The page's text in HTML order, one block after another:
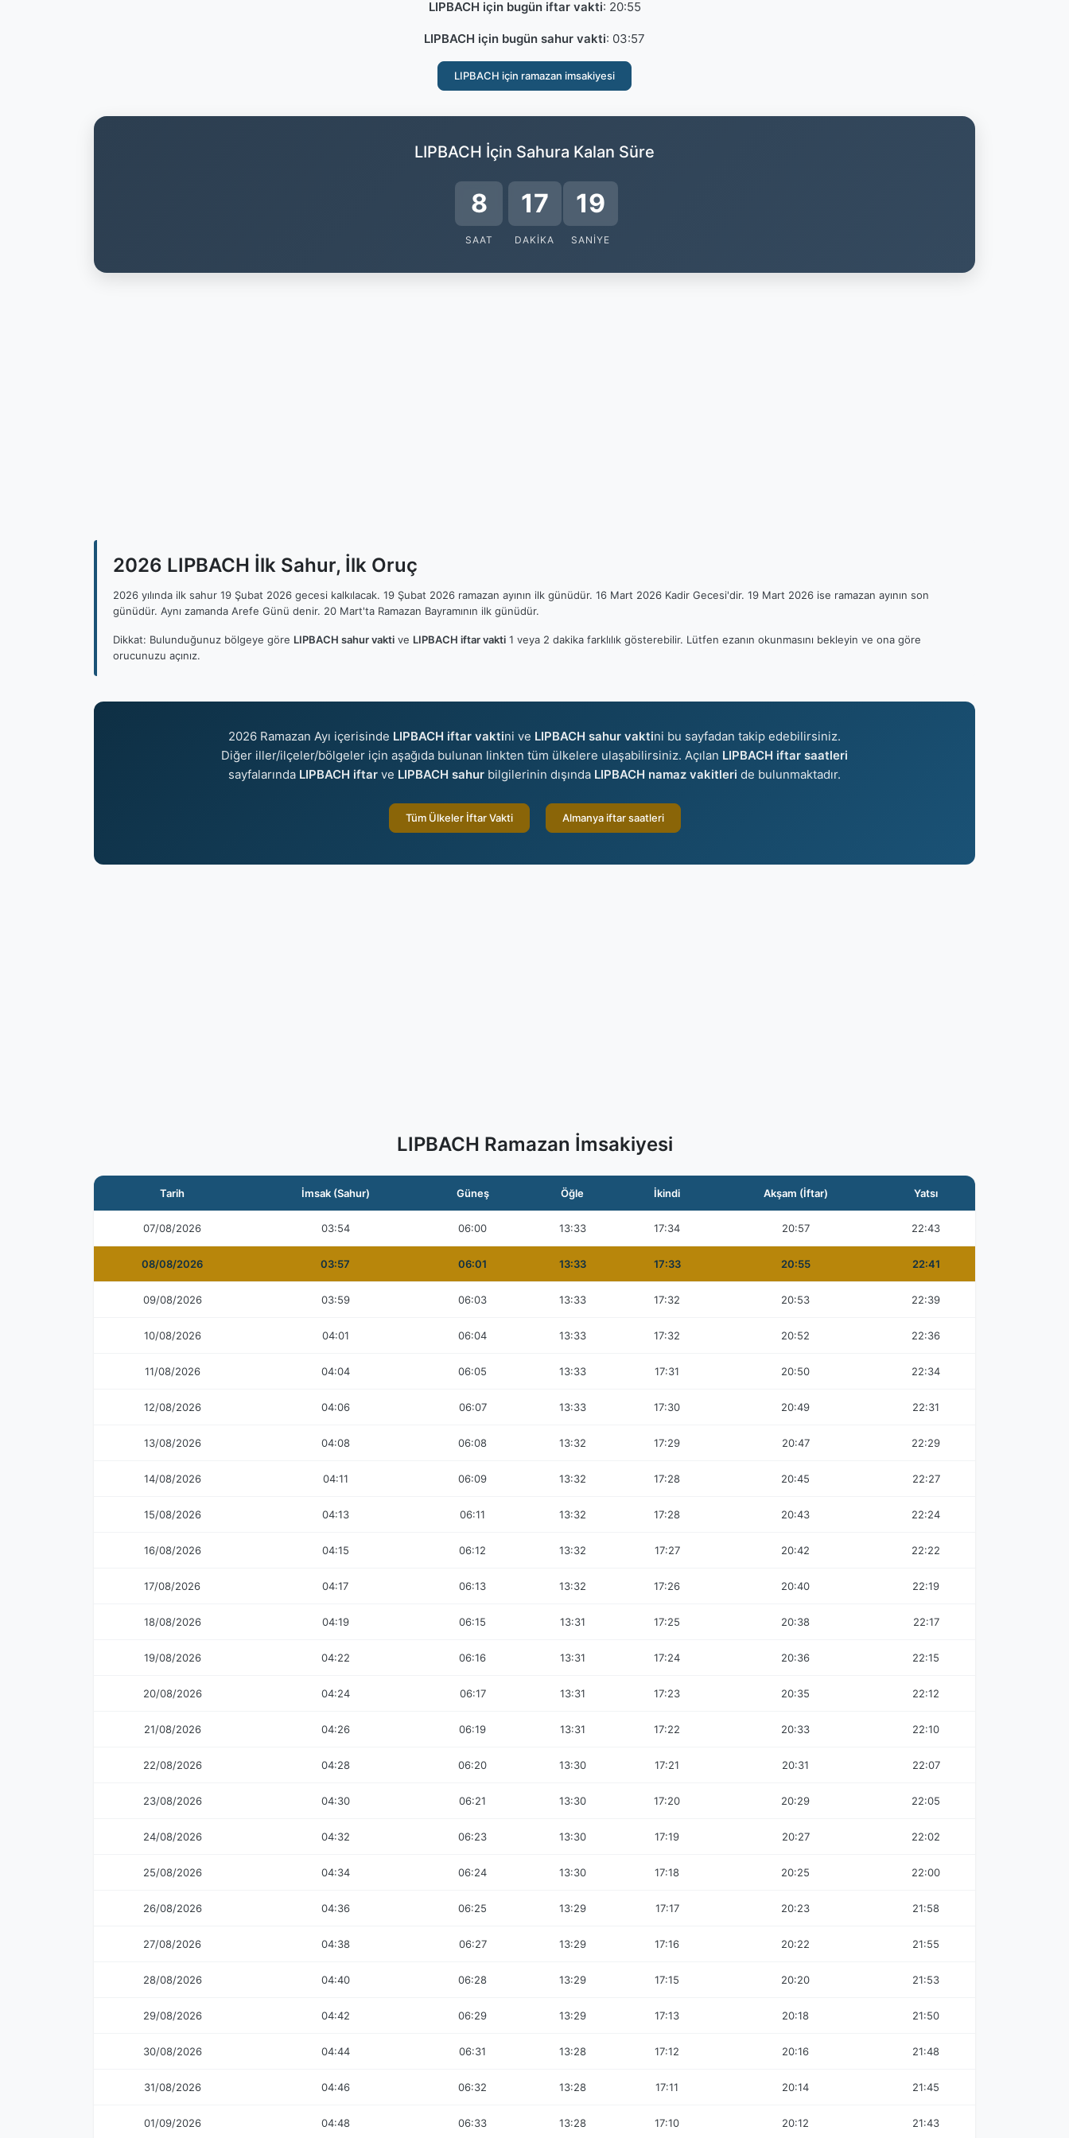
LIPBACH için bugün iftar vakti: 20:55
LIPBACH için bugün sahur vakti: 03:57
LIPBACH için ramazan imsakiyesi
LIPBACH İçin Sahura Kalan Süre
8
SAAT
17
DAKIKA
19
SANIYE
2026 LIPBACH İlk Sahur, İlk Oruç
2026 yılında ilk sahur 19 Şubat 2026 gecesi kalkılacak. 19 Şubat 2026 ramazan ayının ilk günüdür. 16 Mart 2026 Kadir Gecesi'dir. 19 Mart 2026 ise ramazan ayının son
günüdür. Aynı zamanda Arefe Günü denir. 20 Mart'ta Ramazan Bayramının ilk günüdür.
Dikkat: Bulunduğunuz bölgeye göre LIPBACH sahur vakti ve LIPBACH iftar vakti 1 veya 2 dakika farklılık gösterebilir. Lütfen ezanın okunmasını bekleyin ve ona göre
orucunuzu açınız.
2026 Ramazan Ayı içerisinde LIPBACH iftar vaktini ve LIPBACH sahur vaktini bu sayfadan takip edebilirsiniz.
Diğer iller/ilçeler/bölgeler için aşağıda bulunan linkten tüm ülkelere ulaşabilirsiniz. Açılan LIPBACH iftar saatleri
sayfalarında LIPBACH iftar ve LIPBACH sahur bilgilerinin dışında LIPBACH namaz vakitleri de bulunmaktadır.
Tüm Ülkeler İftar Vakti Almanya iftar saatleri
LIPBACH Ramazan İmsakiyesi
Tarih İmsak (Sahur) Güneş Öğle İkindi Akşam (İftar) Yatsı
07/08/2026 03:54 06:00 13:33 17:34 20:57 22:43
08/08/2026 03:57 06:01 13:33 17:33 20:55 22:41
09/08/2026 03:59 06:03 13:33 17:32 20:53 22:39
10/08/2026 04:01 06:04 13:33 17:32 20:52 22:36
11/08/2026 04:04 06:05 13:33 17:31 20:50 22:34
12/08/2026 04:06 06:07 13:33 17:30 20:49 22:31
13/08/2026 04:08 06:08 13:32 17:29 20:47 22:29
14/08/2026 04:11 06:09 13:32 17:28 20:45 22:27
15/08/2026 04:13 06:11 13:32 17:28 20:43 22:24
16/08/2026 04:15 06:12 13:32 17:27 20:42 22:22
17/08/2026 04:17 06:13 13:32 17:26 20:40 22:19
18/08/2026 04:19 06:15 13:31 17:25 20:38 22:17
19/08/2026 04:22 06:16 13:31 17:24 20:36 22:15
20/08/2026 04:24 06:17 13:31 17:23 20:35 22:12
21/08/2026 04:26 06:19 13:31 17:22 20:33 22:10
22/08/2026 04:28 06:20 13:30 17:21 20:31 22:07
23/08/2026 04:30 06:21 13:30 17:20 20:29 22:05
24/08/2026 04:32 06:23 13:30 17:19 20:27 22:02
25/08/2026 04:34 06:24 13:30 17:18 20:25 22:00
26/08/2026 04:36 06:25 13:29 17:17 20:23 21:58
27/08/2026 04:38 06:27 13:29 17:16 20:22 21:55
28/08/2026 04:40 06:28 13:29 17:15 20:20 21:53
29/08/2026 04:42 06:29 13:29 17:13 20:18 21:50
30/08/2026 04:44 06:31 13:28 17:12 20:16 21:48
31/08/2026 04:46 06:32 13:28 17:11 20:14 21:45
01/09/2026 04:48 06:33 13:28 17:10 20:12 21:43